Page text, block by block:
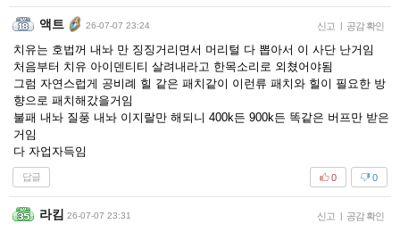
액트 26-07-07 23:24 신고 | 공감 확인
치유는 호법꺼 내놔 만 징징거리면서 머리털 다 뽑아서 이 사단 난거임
처음부터 치유 아이덴티티 살려내라고 한목소리로 외쳤어야됨
그럼 자연스럽게 공비례 힐 같은 패치같이 이런류 패치와 힐이 필요한 방
향으로 패치해갔을거임
불패 내놔 질풍 내놔 이지랄만 해되니 400k든 900k든 똑같은 버프만 받은
거임
다 자업자득임
답글 0
0
라킴 26-07-07 23:31 신고 | 공감 확인